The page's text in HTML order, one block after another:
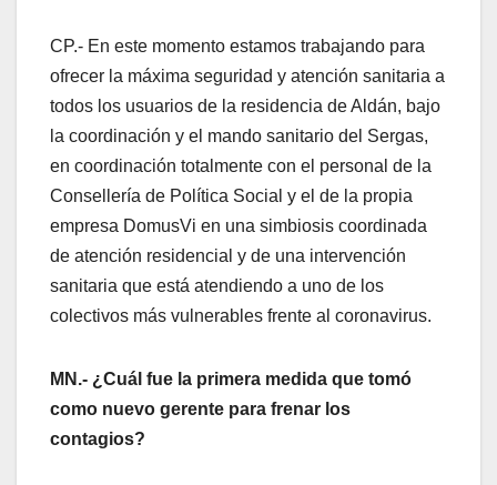
CP.- En este momento estamos trabajando para
ofrecer la máxima seguridad y atención sanitaria a
todos los usuarios de la residencia de Aldán, bajo
la coordinación y el mando sanitario del Sergas,
en coordinación totalmente con el personal de la
Consellería de Política Social y el de la propia
empresa DomusVi en una simbiosis coordinada
de atención residencial y de una intervención
sanitaria que está atendiendo a uno de los
colectivos más vulnerables frente al coronavirus.
MN.- ¿Cuál fue la primera medida que tomó
como nuevo gerente para frenar los
contagios?